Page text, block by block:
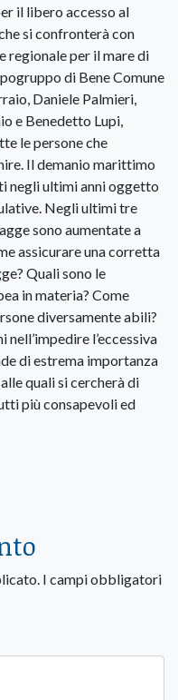
il libero accesso al
si confronterà con
regionale per il mare di
di Bene Comune
Daniele Palmieri,
e Benedetto Lupi,
le persone che
Il demanio marittimo
negli ultimi anni oggetto
Negli ultimi tre
sono aumentate a
assicurare una corretta
Quali sono le
in materia? Come
diversamente abili?
l’eccessiva
di estrema importanza
quali si cercherà di
più consapevoli ed
I campi obbligatori